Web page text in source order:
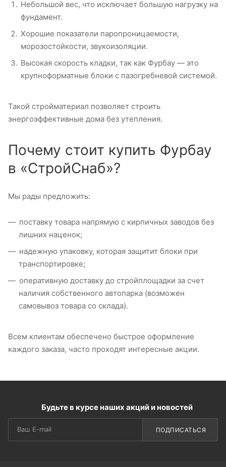
Небольшой вес, что исключает большую нагрузку на
фундамент.
Хорошие показатели паропроницаемости,
морозостойкости, звукоизоляции.
Высокая скорость кладки, так как Фурбау — это
крупноформатные блоки с пазогребневой системой.
Такой стройматериал позволяет строить
энергоэффективные дома без утепления.
Почему стоит купить Фурбау
в «СтройСнаб»?
Мы рады предложить:
поставку товара напрямую с кирпичных заводов без
лишних наценок;
надежную упаковку, которая защитит блоки при
транспортировке;
оперативную доставку до стройплощадки за счет
наличия собственного автопарка (возможен
самовывоз товара со склада).
Всем клиентам обеспечено быстрое оформление
каждого заказа, часто проходят интересные акции.
Будьте в курсе наших акций и новостей
ПОДПИСАТЬСЯ